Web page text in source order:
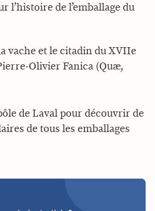
l’histoire de l’emballage du
vache et le citadin du XVIIe
Olivier Fanica (Quæ,
de Laval pour découvrir de
de tous les emballages